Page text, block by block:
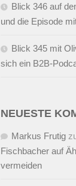
Blick 346 auf
und die Episode
Blick 345 mit
sich ein B2B-
NEUESTE
Markus Frutig
Fischbacher auf
vermeiden